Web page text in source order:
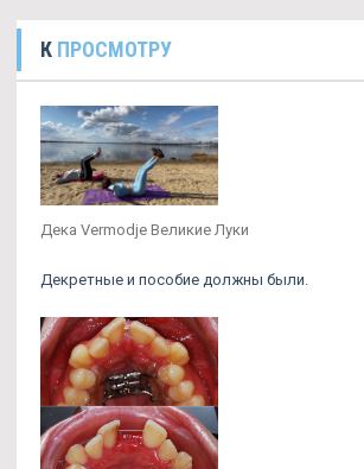
К ПРОСМОТРУ
Дека Vermodje Великие Луки
Декретные и пособие должны были.